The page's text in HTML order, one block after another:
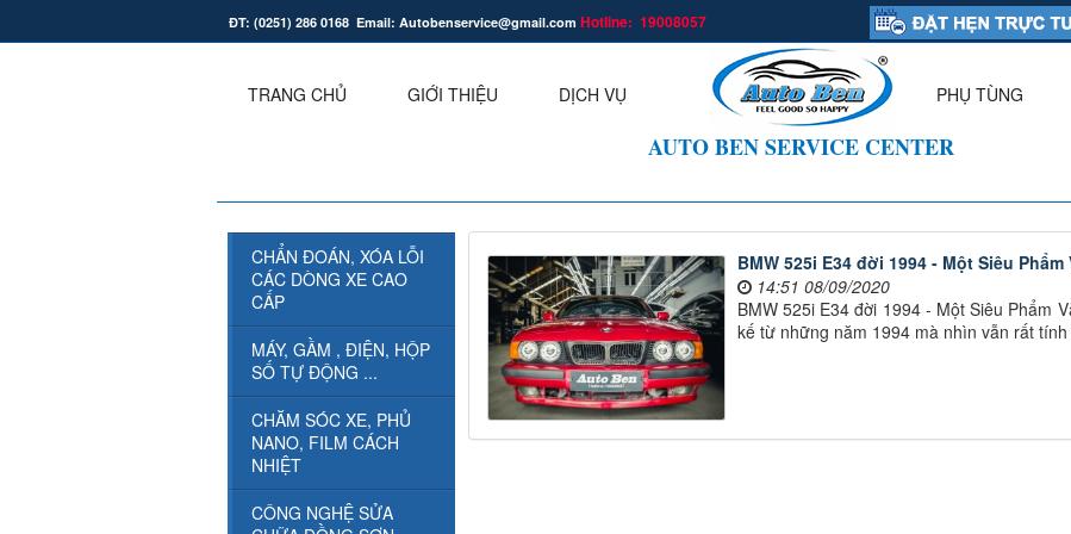
ĐT: (0251) 286 0168 Email: Autobenservice@gmail.com Hotline: 19008057
TRANG CHỦ
GIỚI THIỆU DỊCH VỤ
PHỤ TÙNG
AUTO BEN SERVICE CENTER
BMW 525i E34 đời 1994 - Một Siêu
14:51 08/09/2020
BMW 525i E34 đời 1994 - Một Siêu Phẩm
kế từ những năm 1994 mà nhìn vẫn rất
CHẨN ĐOÁN, XÓA LỖI
CÁC DÒNG XE CAO
CẤP
MÁY, GẦM , ĐIỆN, HỘP
SỐ TỰ ĐỘNG ...
CHĂM SÓC XE, PHỦ
NANO, FILM CÁCH
NHIỆT
CÔNG NGHỆ SỬA